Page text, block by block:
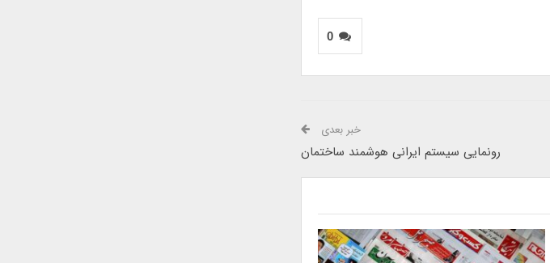
0
خبر بعدی
رونمایی سیستم ایرانی هوشمند ساختمان